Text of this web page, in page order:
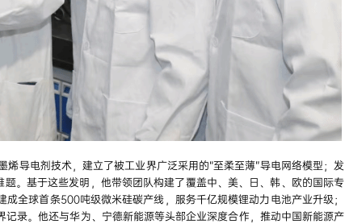
导电剂技术，建立了被工业界广泛采用的“至柔至薄”导电网络模型；发
。基于这些发明，他带领团队构建了覆盖中、美、日、韩、欧的国际专
全球首条500吨级微米硅碳产线，服务千亿规模锂动力电池产业升级；
录。他还与华为、宁德新能源等头部企业深度合作，推动中国新能源产